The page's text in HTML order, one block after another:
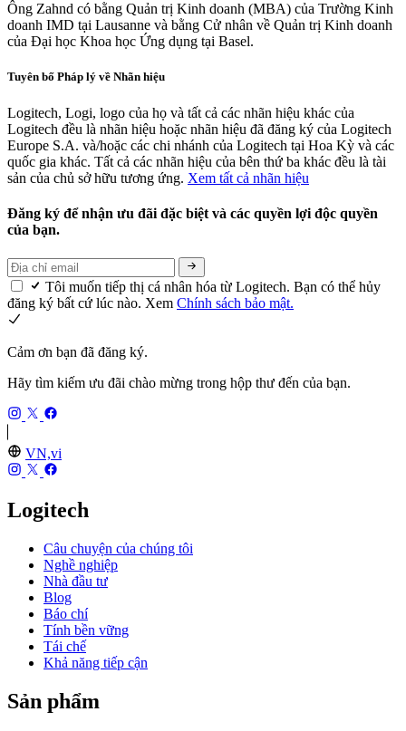
Ông Zahnd có bằng Quản trị Kinh doanh (MBA) của Trường Kinh
doanh IMD tại Lausanne và bằng Cử nhân về Quản trị Kinh doanh
của Đại học Khoa học Ứng dụng tại Basel.
Tuyên bố Pháp lý về Nhãn hiệu
Logitech, Logi, logo của họ và tất cả các nhãn hiệu khác của
Logitech đều là nhãn hiệu hoặc nhãn hiệu đã đăng ký của Logitech
Europe S.A. và/hoặc các chi nhánh của Logitech tại Hoa Kỳ và các
quốc gia khác. Tất cả các nhãn hiệu của bên thứ ba khác đều là tài
sản của chủ sở hữu tương ứng. Xem tất cả nhãn hiệu
Đăng ký để nhận ưu đãi đặc biệt và các quyền lợi độc quyền
của bạn.
Tôi muốn tiếp thị cá nhân hóa từ Logitech. Bạn có thể hủy
đăng ký bất cứ lúc nào. Xem Chính sách bảo mật.
Cảm ơn bạn đã đăng ký.
Hãy tìm kiếm ưu đãi chào mừng trong hộp thư đến của bạn.
VN,vi
Logitech
Câu chuyện của chúng tôi
Nghề nghiệp
Nhà đầu tư
Blog
Báo chí
Tính bền vững
Tái chế
Khả năng tiếp cận
Sản phẩm